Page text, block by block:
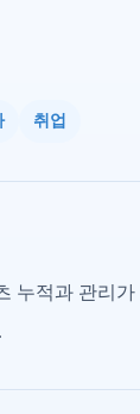
취업
누적과 관리